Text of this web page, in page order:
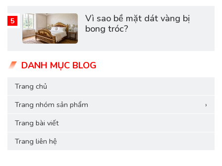
Vì sao bề mặt dát vàng bị
bong tróc?
DANH MỤC BLOG
Trang chủ
Trang nhóm sản phẩm
›
Trang bài viết
Trang liên hệ